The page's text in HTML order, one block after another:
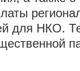
для НКО.